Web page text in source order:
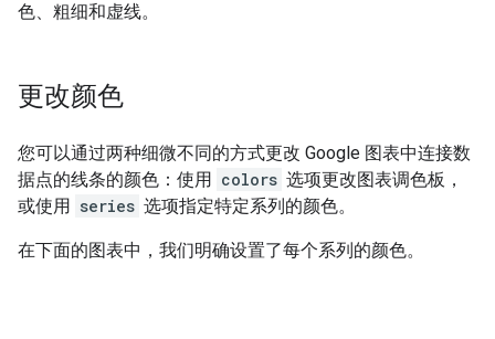
色、粗细和虚线。
更改颜色
您可以通过两种细微不同的方式更改 Google 图表中连接数
据点的线条的颜色：使用 colors 选项更改图表调色板，
或使用 series 选项指定特定系列的颜色。
在下面的图表中，我们明确设置了每个系列的颜色。